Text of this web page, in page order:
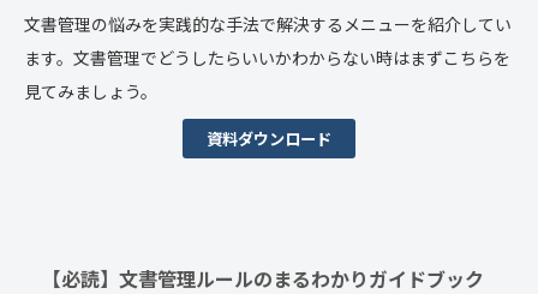
文書管理の悩みを実践的な手法で解決するメニューを紹介してい
ます。文書管理でどうしたらいいかわからない時はまずこちらを
見てみましょう。
資料ダウンロード
【必読】文書管理ルールのまるわかりガイドブック